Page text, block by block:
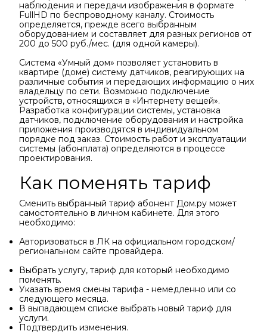
наблюдения и передачи изображения в формате
FullHD по беспроводному каналу. Стоимость
определяется, прежде всего выбранным
оборудованием и составляет для разных регионов от
200 до 500 руб./мес. (для одной камеры).
Система «Умный дом» позволяет установить в
квартире (доме) систему датчиков, реагирующих на
различные события и передающих информацию о них
владельцу по сети. Возможно подключение
устройств, относящихся в «Интернету вещей».
Разработка конфигурации системы, установка
датчиков, подключение оборудования и настройка
приложения производятся в индивидуальном
порядке под заказ. Стоимость работ и эксплуатации
системы (абонплата) определяются в процессе
проектирования.
Как поменять тариф
Сменить выбранный тариф абонент Дом.ру может
самостоятельно в личном кабинете. Для этого
необходимо:
Авторизоваться в ЛК на официальном городском/
региональном сайте провайдера.
Выбрать услугу, тариф для который необходимо
поменять.
Указать время смены тарифа - немедленно или со
следующего месяца.
В выпадающем списке выбрать новый тариф для
услуги.
Подтвердить изменения.